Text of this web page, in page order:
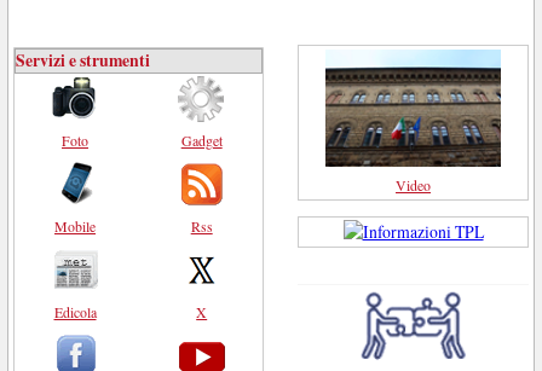
Servizi e strumenti
Foto
Mobile
Edicola
Gadget
Rss
X
Video